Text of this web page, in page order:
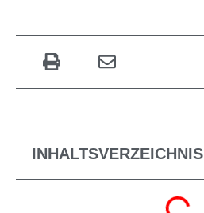
INHALTSVERZEICHNIS